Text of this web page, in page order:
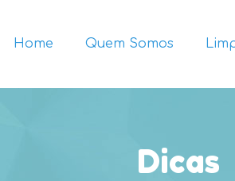
Home Quem Somos
Dicas